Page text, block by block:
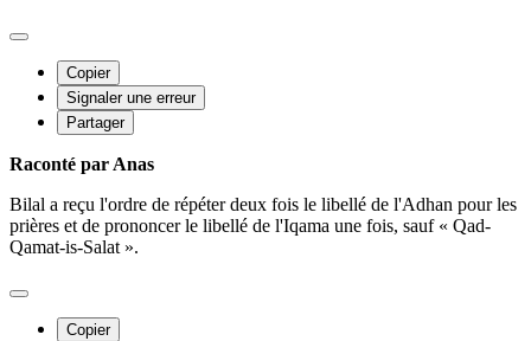
Copier
Signaler une erreur
Partager
Raconté par Anas
Bilal a reçu l'ordre de répéter deux fois le libellé de l'Adhan pour les
prières et de prononcer le libellé de l'Iqama une fois, sauf « Qad-
Qamat-is-Salat ».
Copier